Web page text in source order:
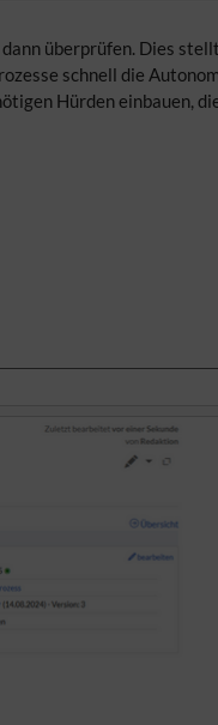
überprüfen. Dies
schnell die
Hürden einbauen,